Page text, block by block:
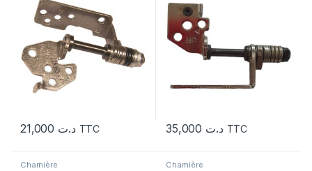
د.ت TTC د.ت TTC
Charnière Charnière